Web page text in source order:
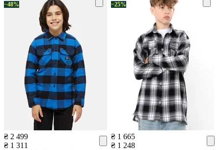
−48%
₴ 2 499
₴ 1 311
−25%
₴ 1 665
₴ 1 248